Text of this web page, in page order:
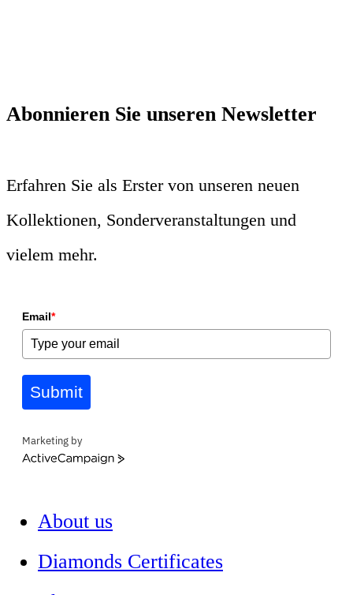
Abonnieren Sie unseren Newsletter
Erfahren Sie als Erster von unseren neuen
Kollektionen, Sonderveranstaltungen und
vielem mehr.
Email*
Submit
Marketing by
ActiveCampaign
About us
Diamonds Certificates